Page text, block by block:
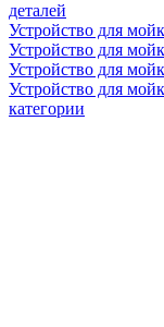
деталей
Устройство для
Устройство для
Устройство для
Устройство для
категории